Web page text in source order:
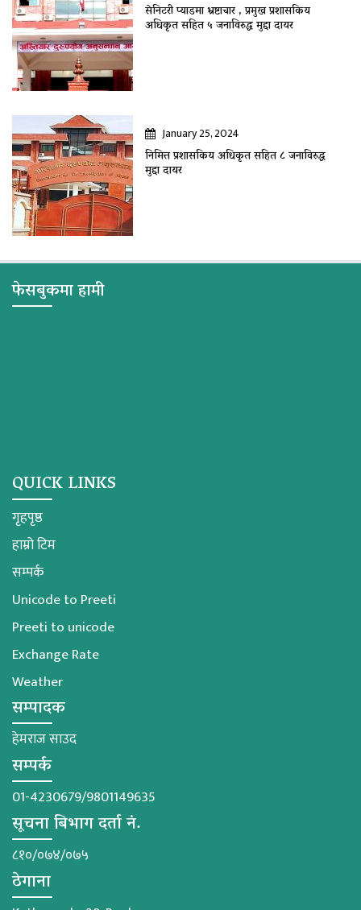
सेनिटरी प्याडमा भ्रष्टाचार , प्रमुख प्रशासकिय
अधिकृत सहित ५ जनाविरुद्ध मुद्दा दायर
January 25, 2024
निमित्त प्रशासकिय अधिकृत सहित ८ जनाविरुद्ध
मुद्दा दायर
फेसबुकमा हामी
QUICK LINKS
गृहपृष्ठ
हाम्रो टिम
सम्पर्क
Unicode to Preeti
Preeti to unicode
Exchange Rate
Weather
सम्पादक
हेमराज साउद
सम्पर्क
01-4230679/9801149635
सूचना बिभाग दर्ता नं.
८१०/०७४/०७५
ठेगाना